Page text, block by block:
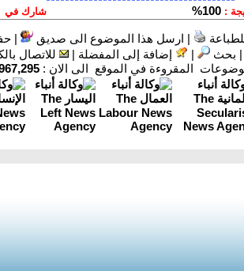
| ارسل هذا الموضوع الى صديق |
| بحث | إضافة إلى المفضلة |
للاتصال
المقروءة في الموقع الى الان :